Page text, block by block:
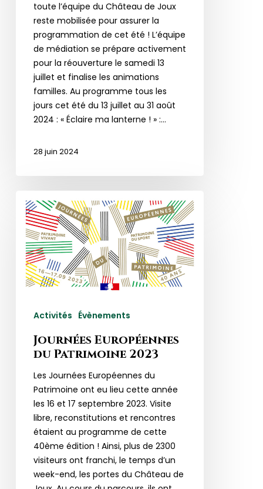
toute l’équipe du Château de Joux
reste mobilisée pour assurer la
programmation de cet été ! L’équipe
de médiation se prépare activement
pour la réouverture le samedi 13
juillet et finalise les animations
familles. Au programme tous les
jours cet été du 13 juillet au 31 août
2024 : « Éclaire ma lanterne ! » :…
28 juin 2024
Journées
Européennes
du
Patrimoine
2023
Activités Évènements
Journées Européennes
du Patrimoine 2023
Les Journées Européennes du
Patrimoine ont eu lieu cette année
les 16 et 17 septembre 2023. Visite
libre, reconstitutions et rencontres
étaient au programme de cette
40ème édition ! Ainsi, plus de 2300
visiteurs ont franchi, le temps d’un
week-end, les portes du Château de